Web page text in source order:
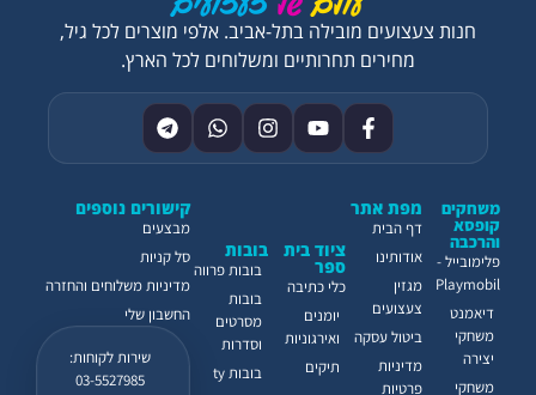
קישורים נוספים
מבצעים
סל קניות
מדיניות משלוחים והחזרה
החשבון שלי
שירות לקוחות:
03-5527985
ציוד בית
ספר
כלי כתיבה
יומנים
ואירגוניות
תיקים
בובות
בובות פרווה
בובות
מסרטים
וסדרות
בובות ty
משחקים
קופסא
והרכבה
פלימובייל -
Playmobil
דיאמנט
משחקי
יצירה
משחקי
מפת אתר
דף הבית
אודותינו
מגזין
צעצועים
ביטול עסקה
מדיניות
פרטיות
חנות צעצועים מובילה בתל-אביב. אלפי מוצרים לכל גיל,
מחירים תחרותיים ומשלוחים לכל הארץ.